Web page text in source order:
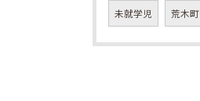
未就学児 荒木町